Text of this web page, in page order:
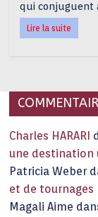
qui conjuguent
Lire la suite
Charles HARARI
une destination
Patricia Weber
et de tournages
Magali Aime